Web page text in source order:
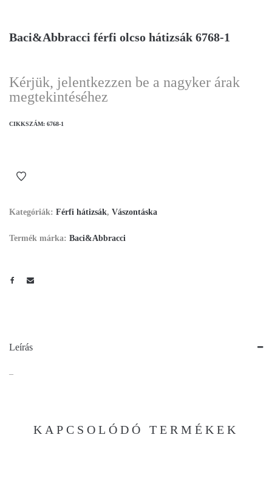
Baci&Abbracci férfi olcso hátizsák 6768-1
Kérjük, jelentkezzen be a nagyker árak
megtekintéséhez
CIKKSZÁM: 6768-1
Kategóriák: Férfi hátizsák, Vászontáska
Termék márka: Baci&Abbracci
Leírás
–
KAPCSOLÓDÓ TERMÉKEK